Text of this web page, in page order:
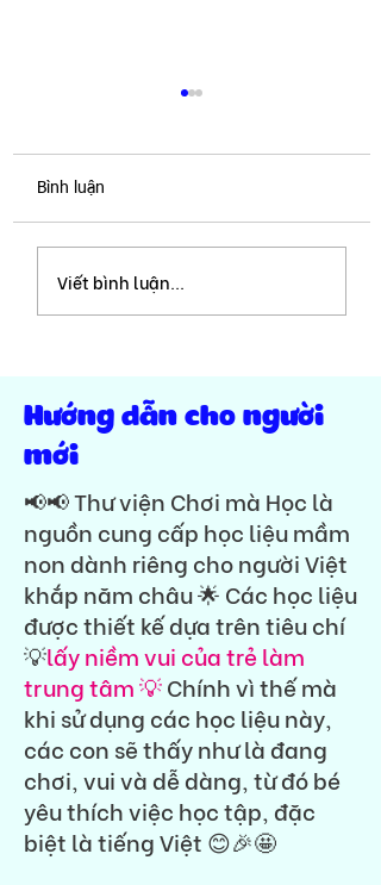
Phụ âm ghép tiếng Việt
Bình luận
Viết bình luận...
Hướng dẫn cho người
mới
📢📢 Thư viện Chơi mà Học là
nguồn cung cấp học liệu mầm
non dành riêng cho người Việt
khắp năm châu 🌟 Các học liệu
được thiết kế dựa trên tiêu chí
💡lấy niềm vui của trẻ làm
trung tâm 💡Chính vì thế mà
khi sử dụng các học liệu này,
các con sẽ thấy như là đang
chơi, vui và dễ dàng, từ đó bé
yêu thích việc học tập, đặc
biệt là tiếng Việt 😊🎉🤩